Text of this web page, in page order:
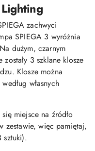
zachwyci
SPIEGA 3 wyróżnia
dużym, czarnym
3 szklane klosze
Klosze można
własnych
miejsce na źródło
zestawie, więc pamiętaj,
sztuki).